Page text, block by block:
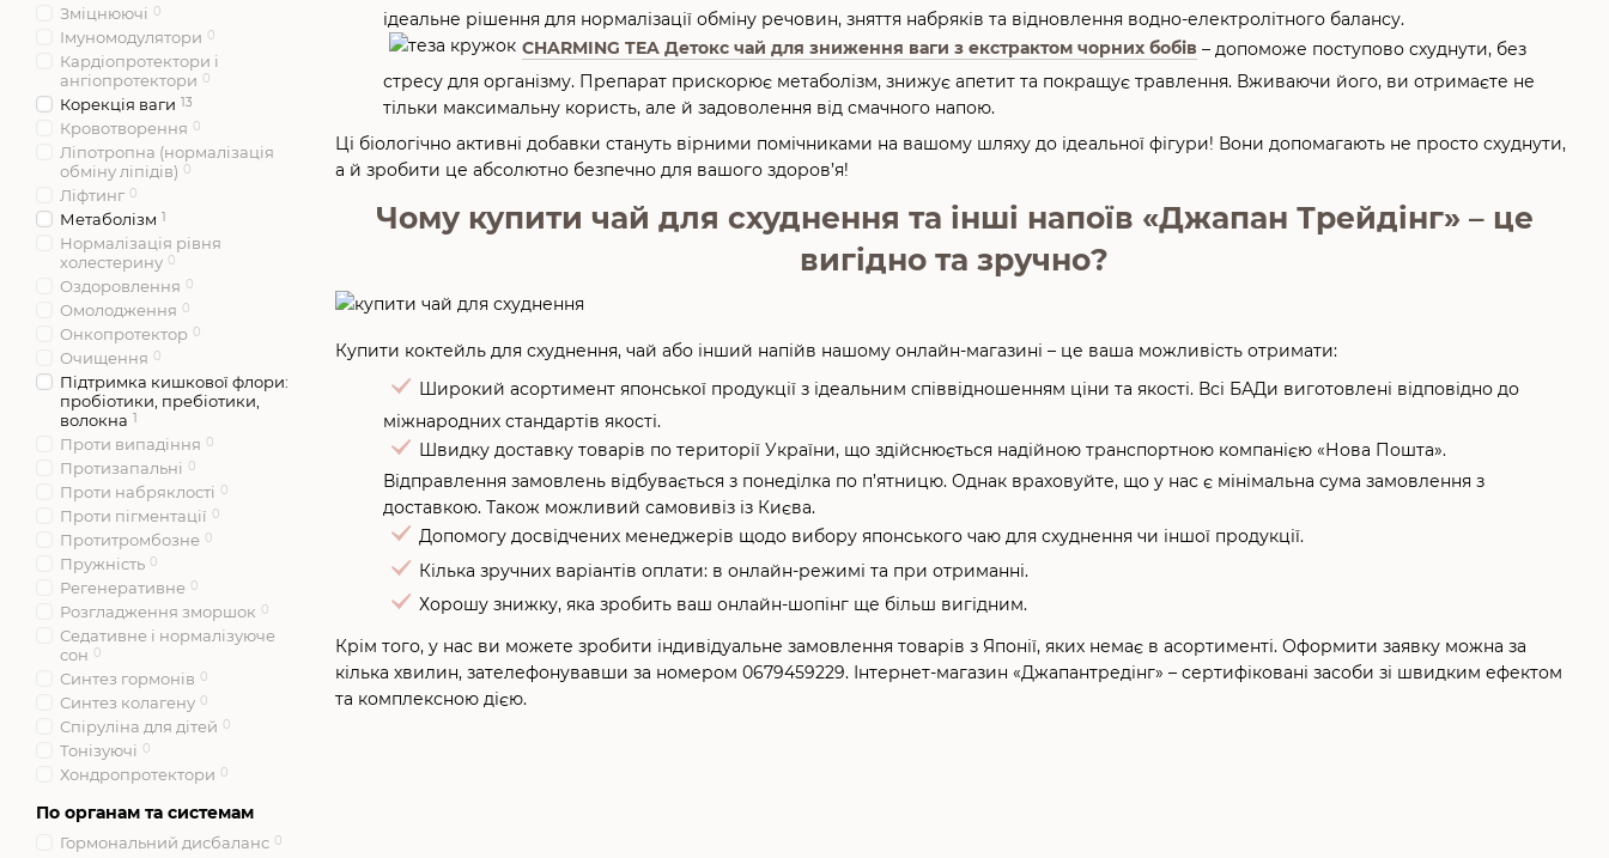
ідеальне рішення для нормалізації обміну речовин, зняття набряків та відновлення водно-електролітного балансу.
CHARMING TEA Детокс чай для зниження ваги з екстрактом чорних бобів – допоможе поступово схуднути, без
стресу для організму. Препарат прискорює метаболізм, знижує апетит та покращує травлення. Вживаючи його, ви отримаєте не
тільки максимальну користь, але й задоволення від смачного напою.
Ці біологічно активні добавки стануть вірними помічниками на вашому шляху до ідеальної фігури! Вони допомагають не просто схуднути,
а й зробити це абсолютно безпечно для вашого здоров’я!
Чому купити чай для схуднення та інші напоїв «Джапан Трейдінг» – це
вигідно та зручно?
Купити коктейль для схуднення, чай або інший напійв нашому онлайн-магазині – це ваша можливість отримати:
Широкий асортимент японської продукції з ідеальним співвідношенням ціни та якості. Всі БАДи виготовлені відповідно до
міжнародних стандартів якості.
Швидку доставку товарів по території України, що здійснюється надійною транспортною компанією «Нова Пошта».
Відправлення замовлень відбувається з понеділка по п’ятницю. Однак враховуйте, що у нас є мінімальна сума замовлення з
доставкою. Також можливий самовивіз із Києва.
Допомогу досвідчених менеджерів щодо вибору японського чаю для схуднення чи іншої продукції.
Кілька зручних варіантів оплати: в онлайн-режимі та при отриманні.
Хорошу знижку, яка зробить ваш онлайн-шопінг ще більш вигідним.
Крім того, у нас ви можете зробити індивідуальне замовлення товарів з Японії, яких немає в асортименті. Оформити заявку можна за
кілька хвилин, зателефонувавши за номером 0679459229. Інтернет-магазин «Джапантредінг» – сертифіковані засоби зі швидким ефектом
та комплексною дією.
Зміцнюючі 0
Імуномодулятори 0
Кардіопротектори і
ангіопротектори 0
Корекція ваги 13
Кровотворення 0
Ліпотропна (нормалізація
обміну ліпідів) 0
Ліфтинг 0
Метаболізм 1
Нормалізація рівня
холестерину 0
Оздоровлення 0
Омолодження 0
Онкопротектор 0
Очищення 0
Підтримка кишкової флори:
пробіотики, пребіотики,
волокна 1
Проти випадіння 0
Протизапальні 0
Проти набряклості 0
Проти пігментації 0
Протитромбозне 0
Пружність 0
Регенеративне 0
Розгладження зморшок 0
Седативне і нормалізуюче
сон 0
Синтез гормонів 0
Синтез колагену 0
Спіруліна для дітей 0
Тонізуючі 0
Хондропротектори 0
По органам та системам
Гормональний дисбаланс 0